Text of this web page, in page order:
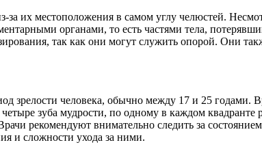
их местоположения в самом углу челюстей.
органами, то есть частями тела,
так как они могут служить опорой. Они
зрелости человека, обычно между 17 и 25 годами.
зуба мудрости, по одному в каждом квадранте
рекомендуют внимательно следить за
и сложности ухода за ними.